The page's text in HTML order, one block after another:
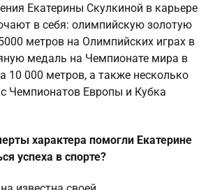
Екатерины Скулкиной в карьере
в себя: олимпийскую золотую
метров на Олимпийских играх в
медаль на Чемпионате мира в
10 000 метров, а также несколько
Чемпионатов Европы и Кубка
характера помогли Екатерине
успеха в спорте?